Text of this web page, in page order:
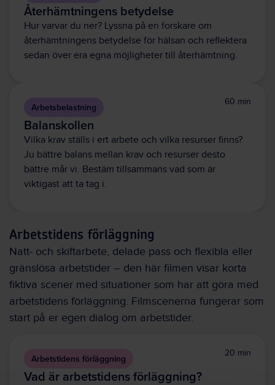
Återhämtningens betydelse
Hur varvar du ner? Lyssna på en forskare om
återhämtningens betydelse för hälsan och reflektera
sedan över era egna möjligheter till återhämtning.
Arbetsbelastning 60 min
Balanskollen
Vilka krav ställs i ert arbete och vilka resurser finns?
Ju bättre balans mellan krav och resurser desto
bättre mår vi. Bestäm tillsammans vad som är
viktigast att ta tag i.
Arbetstidens förläggning
Natt- och skiftarbete, delade pass och flexibla eller
gränslösa arbetstider – den här filmen visar korta
fiktiva scener med situationer som har att göra med
arbetstidens förläggning. Filmscenerna fungerar som
start på er egen dialog om arbetstider.
Arbetstidens förläggning 20 min
Vad är arbetstidens förläggning?